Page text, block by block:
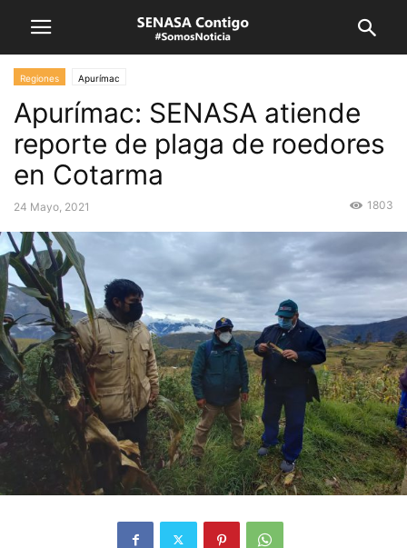
Regiones Apurímac
Apurímac: SENASA atiende
reporte de plaga de roedores
en Cotarma
24 Mayo, 2021 1803